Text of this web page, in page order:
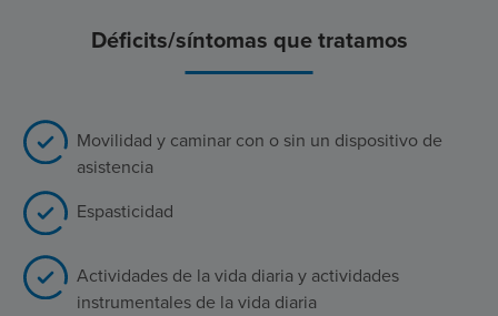
Déficits/síntomas que tratamos
Movilidad y caminar con o sin un dispositivo de
asistencia
Espasticidad
Actividades de la vida diaria y actividades
instrumentales de la vida diaria